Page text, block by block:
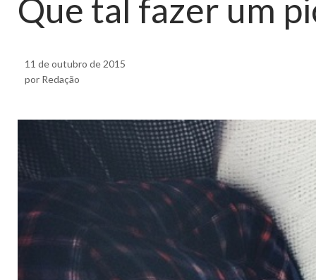
Que tal fazer um
11 de outubro de 2015
por Redação